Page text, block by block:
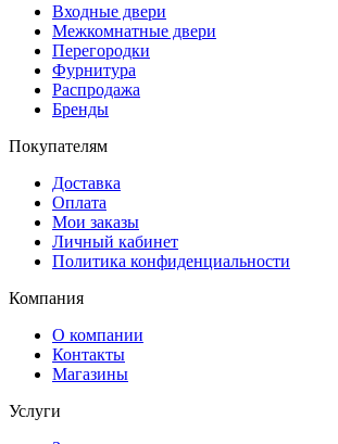
Входные двери
Межкомнатные двери
Перегородки
Фурнитура
Распродажа
Бренды
Покупателям
Доставка
Оплата
Мои заказы
Личный кабинет
Политика конфиденциальности
Компания
О компании
Контакты
Магазины
Услуги